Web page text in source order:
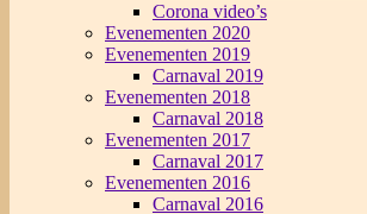
Corona video’s
Evenementen 2020
Evenementen 2019
Carnaval 2019
Evenementen 2018
Carnaval 2018
Evenementen 2017
Carnaval 2017
Evenementen 2016
Carnaval 2016